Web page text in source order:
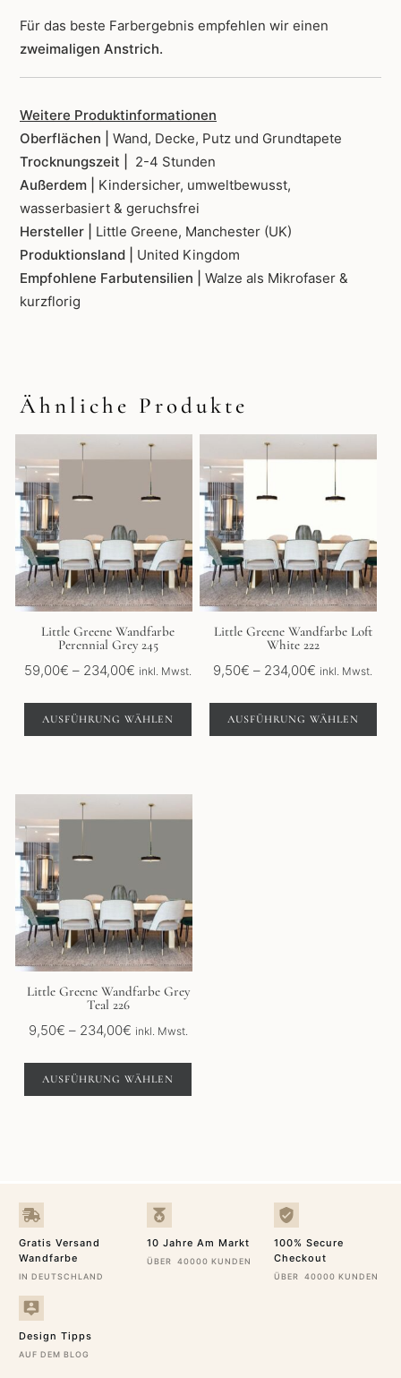
Für das beste Farbergebnis empfehlen wir einen
zweimaligen Anstrich.
Weitere Produktinformationen
Oberflächen | Wand, Decke, Putz und Grundtapete
Trocknungszeit |
2-4 Stunden
Außerdem | Kindersicher, umweltbewusst,
wasserbasiert & geruchsfrei
Hersteller | Little Greene, Manchester (UK)
Produktionsland | United Kingdom
Empfohlene Farbutensilien | Walze als Mikrofaser &
kurzflorig
Ähnliche Produkte
Little Greene Wandfarbe
Perennial Grey 245
59,00€ – 234,00€ Preisspanne:
bis
234,00€
inkl. Mwst.
AUSFÜHRUNG WÄHLEN
Produkt
mehrere
auf.
Optionen
können
auf
der
Produktseite
gewählt
Little Greene Wandfarbe Loft
White 222
9,50€ – 234,00€ Preisspanne:
bis
234,00€
inkl. Mwst.
AUSFÜHRUNG WÄHLEN
Produkt
mehrere
auf.
Optionen
können
auf
der
Produktseite
gewählt
Little Greene Wandfarbe Grey
Teal 226
9,50€ – 234,00€Preisspanne:
bis
234,00€
inkl. Mwst.
AUSFÜHRUNG WÄHLEN
Produkt
mehrere
auf.
Optionen
können
auf
der
Produktseite
gewählt
Gratis Versand
Wandfarbe
IN DEUTSCHLAND
10 Jahre Am Markt
ÜBER 40000 KUNDEN
100% Secure
Checkout
ÜBER 40000 KUNDEN
Design Tipps
AUF DEM BLOG